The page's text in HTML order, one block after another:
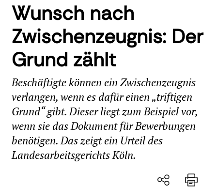
Wunsch nach
Zwischenzeugnis: Der
Grund zählt
Beschäftigte können ein Zwischenzeugnis
verlangen, wenn es dafür einen „triftigen
Grund“ gibt. Dieser liegt zum Beispiel vor,
wenn sie das Dokument für Bewerbungen
benötigen. Das zeigt ein Urteil des
Landesarbeitsgerichts Köln.